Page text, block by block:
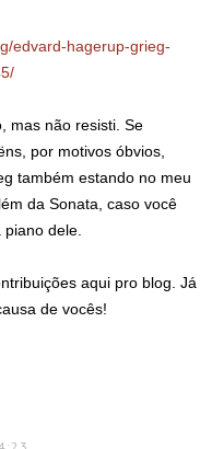
edvard-hagerup-grieg-
mas não resisti. Se
por motivos óbvios,
também estando no meu
da Sonata, caso você
dele.
aqui pro blog. Já
de vocês!